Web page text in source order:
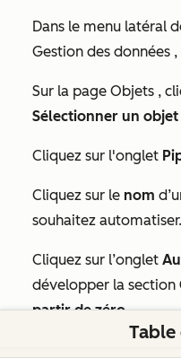
Dans le menu latéral
Gestion des données
Sur la page Objets ,
Sélectionner un objet
Cliquez sur l'onglet
Cliquez sur le nom
souhaitez automatiser.
Cliquez sur l’onglet
développer la section
partir de zéro.
Table